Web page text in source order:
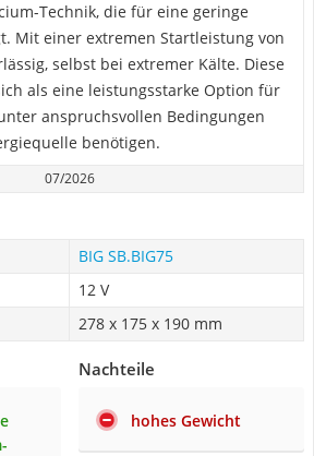
Technik, die für eine geringe
Mit einer extremen Startleistung von
selbst bei extremer Kälte. Diese
als eine leistungsstarke Option für
anspruchsvollen Bedingungen
benötigen.
07/2026
BIG SB.BIG75
12 V
278 x 175 x 190 mm
Nachteile
hohes Gewicht